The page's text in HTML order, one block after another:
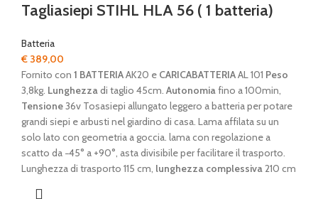
Tagliasiepi STIHL HLA 56 ( 1 batteria)
Batteria
€ 389,00
Fornito con 1 BATTERIAAK20 e CARICABATTERIAAL 101 Peso
3,8kg. Lunghezzadi taglio 45cm. Autonomiafino a 100min,
Tensione36v Tosasiepi allungato leggero a batteria per potare
grandi siepi e arbusti nel giardino di casa. Lama affilata su un
solo lato con geometria a goccia. lama con regolazione a
scatto da −45° a +90°, asta divisibile per facilitare il trasporto.
Lunghezza di trasporto 115 cm, lunghezza complessiva210 cm